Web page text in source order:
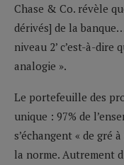
Chase & Co. révèle
dérivés] de la
niveau 2’ c’est-à-
analogie ».
Le portefeuille des
unique : 97% de
s’échangent « de gré
la norme. Autrement